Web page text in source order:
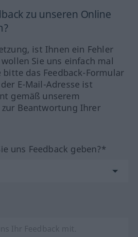
zu unseren Online
ist Ihnen ein Fehler
Sie uns einfach mal
bitte das Feedback-Formular
E-Mail-Adresse ist
gemäß unserem
Beantwortung Ihrer
uns Feedback geben?*